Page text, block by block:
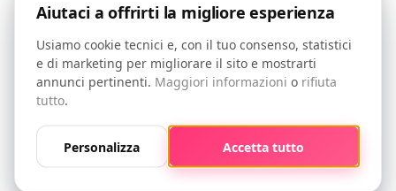
piani di crescitapersonalizzati!
Ti aiuteremo asviluppare una strategia
su misura per la tua audience, così da
ottenere risultati reali e costruire una
community attiva. Se vuoi saperne di più
o hai qualche domanda,
contattaci su
: il nostro team di supporto
Aiutaci a offrirti la migliore esperienza
Usiamo cookie tecnici e, con il tuo consenso, statistici
e di marketing per migliorare il sito e mostrarti
annunci pertinenti. Maggiori informazioni o rifiuta
tutto.
Personalizza Accetta tutto